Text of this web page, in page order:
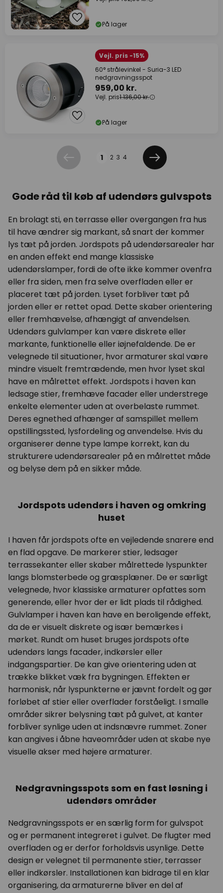
På lager
Vejl. pris -15%
60° strålevinkel - Suria-3 LED
nedgravningsspot
959,00 kr.
Vejl. pris1.136,00 kr.
På lager
Forrige 1 2 3 4
Næste
Gode råd til køb af udendørs gulvspots
En brolagt sti, en terrasse eller overgangen fra hus
til have ændrer sig markant, så snart der kommer
lys tæt på jorden. Jordspots på udendørsarealer har
en anden effekt end mange klassiske
udendørslamper, fordi de ofte ikke kommer ovenfra
eller fra siden, men fra selve overfladen eller er
placeret tæt på jorden. Lyset forbliver tæt på
jorden eller er rettet opad. Dette skaber orientering
eller fremhævelse, afhængigt af anvendelsen.
Udendørs gulvlamper kan være diskrete eller
markante, funktionelle eller iøjnefaldende. De er
velegnede til situationer, hvor armaturer skal være
mindre visuelt fremtrædende, men hvor lyset skal
have en målrettet effekt. Jordspots i haven kan
ledsage stier, fremhæve facader eller understrege
enkelte elementer uden at overbelaste rummet.
Deres egnethed afhænger af samspillet mellem
opstillingssted, lysfordeling og anvendelse. Hvis du
organiserer denne type lampe korrekt, kan du
strukturere udendørsarealer på en målrettet måde
og belyse dem på en sikker måde.
Jordspots udendørs i haven og omkring
huset
I haven får jordspots ofte en vejledende snarere end
en flad opgave. De markerer stier, ledsager
terrassekanter eller skaber målrettede lyspunkter
langs blomsterbede og græsplæner. De er særligt
velegnede, hvor klassiske armaturer opfattes som
generende, eller hvor der er lidt plads til rådighed.
Gulvlamper i haven kan have en beroligende effekt,
da de er visuelt diskrete og især bemærkes i
mørket. Rundt om huset bruges jordspots ofte
udendørs langs facader, indkørsler eller
indgangspartier. De kan give orientering uden at
trække blikket væk fra bygningen. Effekten er
harmonisk, når lyspunkterne er jævnt fordelt og gør
forløbet af stier eller overflader forståeligt. I smalle
områder sikrer belysning tæt på gulvet, at kanter
forbliver synlige uden at indsnævre rummet. Zoner
kan angives i åbne haveområder uden at skabe nye
visuelle akser med højere armaturer.
Nedgravningsspots som en fast løsning i
udendørs områder
Nedgravningsspots er en særlig form for gulvspot
og er permanent integreret i gulvet. De flugter med
overfladen og er derfor forholdsvis usynlige. Dette
design er velegnet til permanente stier, terrasser
eller indkørsler. Installationen kan bidrage til en klar
organisering, da armaturerne bliver en del af